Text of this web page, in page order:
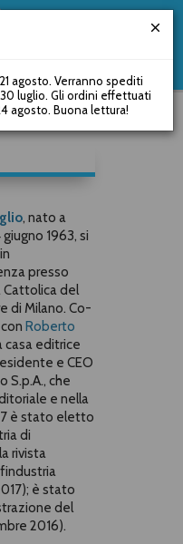
, nato a
1963, si
presso
Cattolica del
di Milano. Co-
Roberto
casa editrice
e CEO
S.p.A., che
e nella
è stato eletto
di
rivista
è stato
del
2016).
agosto. Verranno spediti
luglio. Gli ordini effettuati
agosto. Buona lettura!